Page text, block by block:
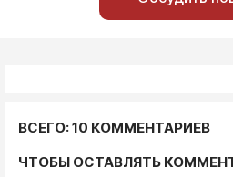
ВСЕГО: 10 КОММЕНТАРИЕВ
ЧТОБЫ ОСТАВЛЯТЬ